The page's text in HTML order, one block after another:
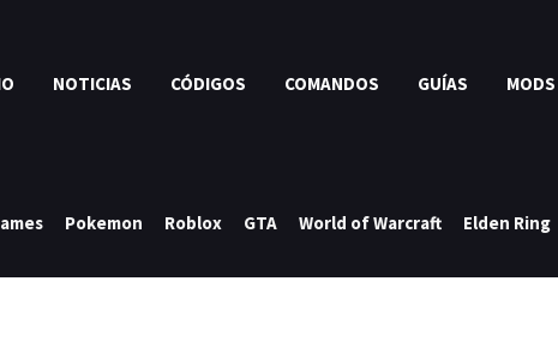
NOTICIAS CÓDIGOS COMANDOS GUÍAS MODS
Pokemon Roblox GTA World of Warcraft Elden Ring